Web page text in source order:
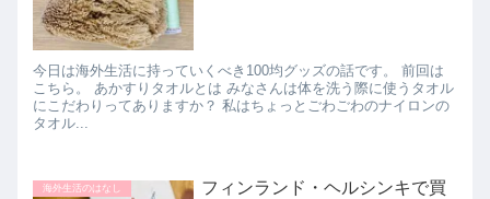
今日は海外生活に持っていくべき100均グッズの話です。 前回は
こちら。 あかすりタオルとは みなさんは体を洗う際に使うタオル
にこだわりってありますか？ 私はちょっとごわごわのナイロンの
タオル...
海外生活のはなし
フィンランド・ヘルシンキで買